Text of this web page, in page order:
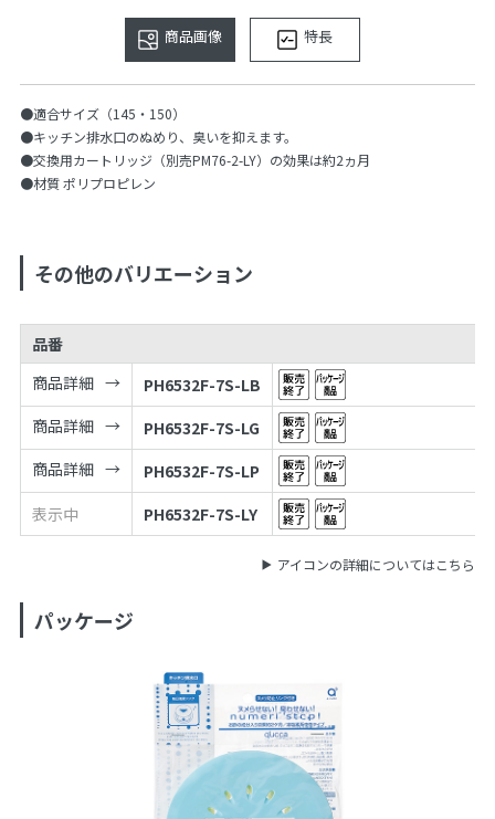
商品画像 特長
●適合サイズ（145・150）
●キッチン排水口のぬめり、臭いを抑えます。
●交換用カートリッジ（別売PM76-2-LY）の効果は約2ヵ月
●材質 ポリプロピレン
その他のバリエーション
品番
商品詳細
PH6532F-7S-LB
商品詳細
PH6532F-7S-LG
商品詳細
PH6532F-7S-LP
表示中
PH6532F-7S-LY
アイコンの詳細についてはこちら
パッケージ